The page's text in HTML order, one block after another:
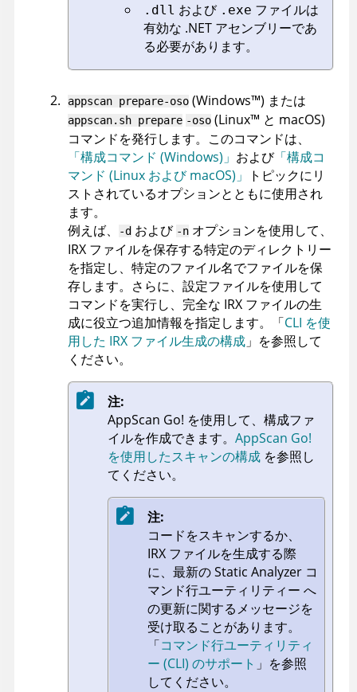
.dll および .exe ファイルは
有効な .NET アセンブリーであ
る必要があります。
appscan prepare-oso (Windows™) または
appscan.sh prepare -oso (Linux™ と macOS)
コマンドを発行します。このコマンドは、
「構成コマンド (Windows)」 および「構成コ
マンド (Linux および macOS)」
トピックにリ
ストされているオプションとともに使用され
ます。
例えば、
-d および -n オプションを使用して、
IRX ファイルを保存する特定のディレクトリー
を指定し、特定のファイル名でファイルを保
存します。さらに、設定ファイルを使用して
コマンドを実行し、完全な IRX ファイルの生
成に役立つ追加情報を指定します。「CLI を使
用した IRX ファイル生成の構成 」を参照して
ください。
注:
AppScan Go! を使用して、構成ファ
イルを作成できます。 AppScan Go!
を使用したスキャンの構成 を参照し
てください。
注:
コードをスキャンするか、
IRX ファイルを生成する際
に、最新のStatic Analyzer コ
マンド行ユーティリティー へ
の更新に関するメッセージを
受け取ることがあります。
「コマンド行ユーティリティ
ー (CLI) のサポート 」を参照
してください。